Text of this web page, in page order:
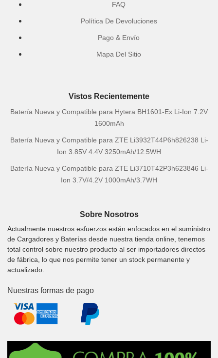
FAQ
Política De Devoluciones
Pago & Envío
Mapa Del Sitio
Vistos Recientemente
Batería Nueva y Compatible para Hytera BH1601-Ex Li-Ion 7.2V
1600mAh
Batería Nueva y Compatible para ZTE Li3932T44P6h826238 Li-
Ion 3.85V 4.4V 3250mAh/12.5WH
Batería Nueva y Compatible para ZTE Li3710T42P3h623846 Li-
Ion 3.7V/4.2V 1000mAh/3.7WH
Sobre Nosotros
Actualmente nuestros esfuerzos están enfocados en el suministro
de Cargadores y Baterías desde nuestra tienda online, tenemos
total control sobre nuestro producto al ser importadores directos
de fábrica, lo que nos permite tener un stock permanente y
actualizado.
Nuestras formas de pago